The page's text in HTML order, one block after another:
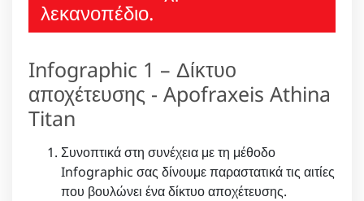
λεκανοπέδιο.
Infographic 1 – Δίκτυο
αποχέτευσης - Apofraxeis Athina
Titan
Συνοπτικά στη συνέχεια με τη μέθοδο
Infographic σας δίνουμε παραστατικά τις αιτίες
που βουλώνει ένα δίκτυο αποχέτευσης.